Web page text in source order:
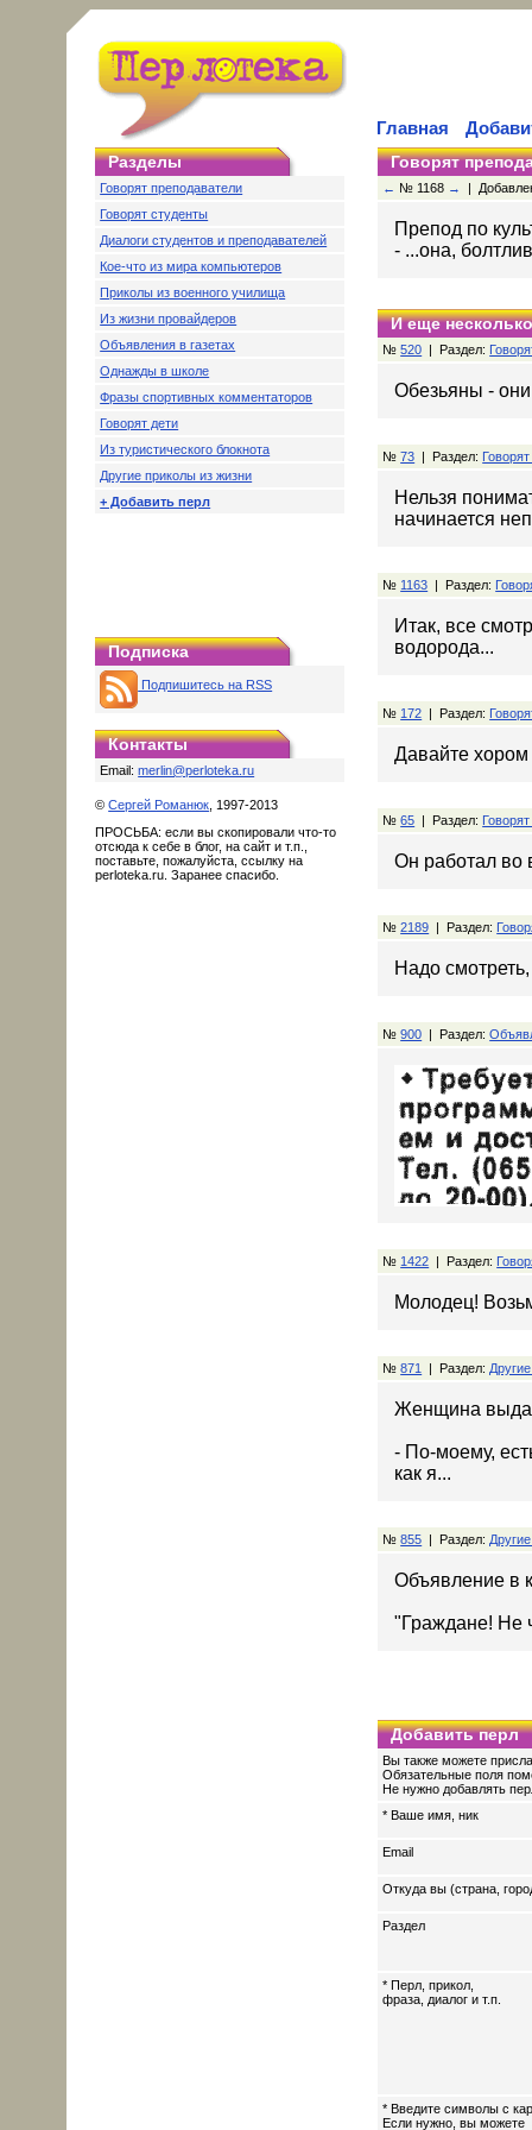
Главная
Разделы
Говорят преподаватели
Говорят студенты
Диалоги студентов и преподавателей
Кое-что из мира компьютеров
Приколы из военного училища
Из жизни провайдеров
Объявления в газетах
Однажды в школе
Фразы спортивных комментаторов
Говорят дети
Из туристического блокнота
Другие приколы из жизни
+ Добавить перл
Подписка
Подпишитесь на RSS
Контакты
Email:merlin@perloteka.ru
©Сергей Романюк , 1997-2013
ПРОСЬБА: если вы скопировали что-то
отсюда к себе в блог, на сайт и т.п.,
поставьте, пожалуйста, ссылку на
perloteka.ru. Заранее спасибо.
Говорят
← № 1168 → |
Препод по
- ...она,
И еще
№520 | Раздел:
Обезьяны -
№73 | Раздел:
Нельзя
начинается
№ 1163 | Раздел:
Итак, все
водорода...
№ 172 | Раздел:
Давайте хором
№65 | Раздел:
Он работал во
№2189 | Раздел:
Надо
№900 | Раздел:
№ 1422 | Раздел:
Молодец!
№871 | Раздел:
Женщина
- По-моему,
как я...
№855 | Раздел:
Объявление в
"Граждане! Не
Добавить перл
Вы также можете
Обязательные поля
Не нужно добавлять
* Ваше имя, ник
Email
Откуда вы (страна,
Раздел
* Перл, прикол,
фраза, диалог и т.п.
* Введите символы с
Если нужно, вы можете